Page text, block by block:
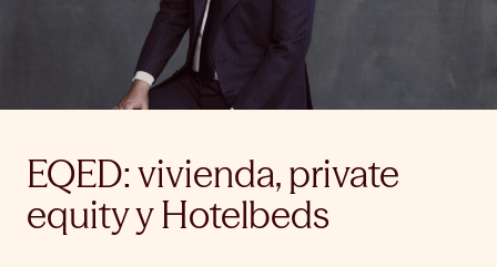
EQED: vivienda, private
equity y Hotelbeds